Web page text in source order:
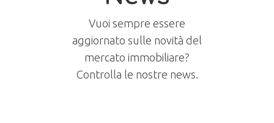
Vuoi sempre essere
aggiornato sulle novità del
mercato immobiliare?
Controlla le nostre news.